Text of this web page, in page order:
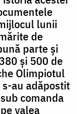
lunii
de
parte și
și 500 de
Olimpiotul
au adăpostit
comanda
valea